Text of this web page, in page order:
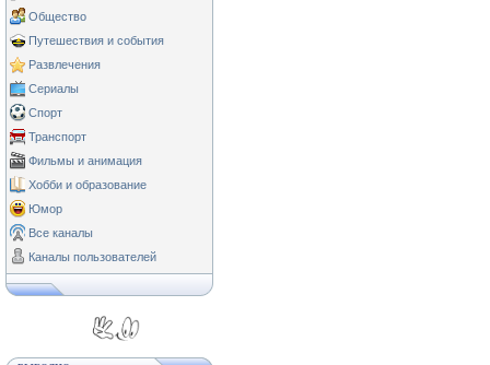
Общество
Путешествия и события
Развлечения
Сериалы
Спорт
Транспорт
Фильмы и анимация
Хобби и образование
Юмор
Все каналы
Каналы пользователей